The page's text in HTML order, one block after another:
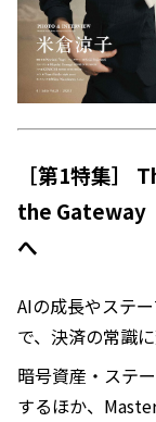
［第1特集
the Gateway
へ
AIの成長やステ
で、決済の常識
暗号資産・ステ
するほか、